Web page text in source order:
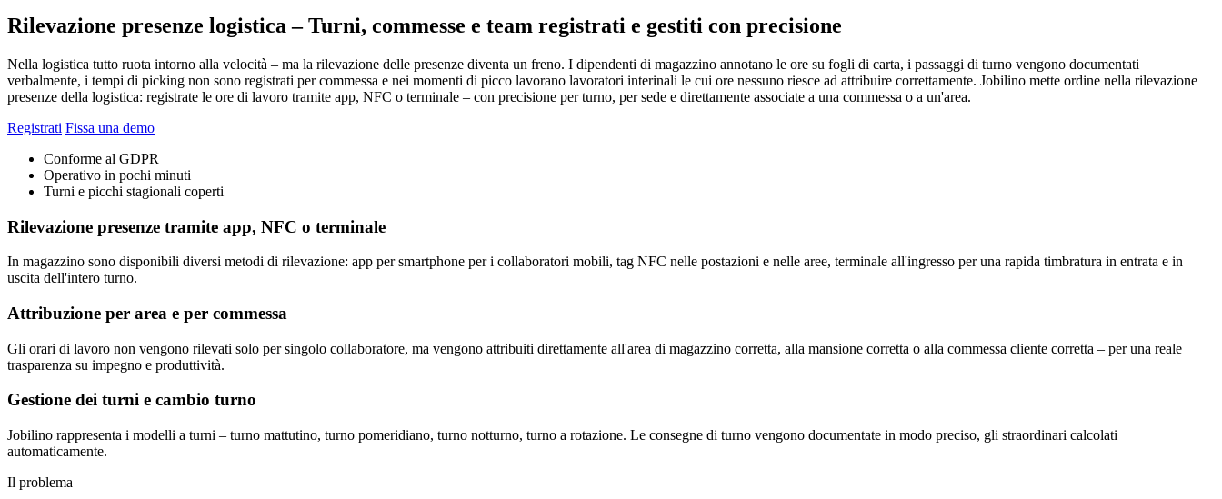
Rilevazione presenze logistica – Turni, commesse e team registrati e gestiti con precisione
Nella logistica tutto ruota intorno alla velocità – ma la rilevazione delle presenze diventa un freno. I dipendenti di magazzino annotano le ore su fogli di carta, i passaggi di turno vengono documentati
verbalmente, i tempi di picking non sono registrati per commessa e nei momenti di picco lavorano lavoratori interinali le cui ore nessuno riesce ad attribuire correttamente. Jobilino mette ordine nella rilevazione
presenze della logistica: registrate le ore di lavoro tramite app, NFC o terminale – con precisione per turno, per sede e direttamente associate a una commessa o a un'area.
Registrati Fissa una demo
Conforme al GDPR
Operativo in pochi minuti
Turni e picchi stagionali coperti
Rilevazione presenze tramite app, NFC o terminale
In magazzino sono disponibili diversi metodi di rilevazione: app per smartphone per i collaboratori mobili, tag NFC nelle postazioni e nelle aree, terminale all'ingresso per una rapida timbratura in entrata e in
uscita dell'intero turno.
Attribuzione per area e per commessa
Gli orari di lavoro non vengono rilevati solo per singolo collaboratore, ma vengono attribuiti direttamente all'area di magazzino corretta, alla mansione corretta o alla commessa cliente corretta – per una reale
trasparenza su impegno e produttività.
Gestione dei turni e cambio turno
Jobilino rappresenta i modelli a turni – turno mattutino, turno pomeridiano, turno notturno, turno a rotazione. Le consegne di turno vengono documentate in modo preciso, gli straordinari calcolati
automaticamente.
Il problema